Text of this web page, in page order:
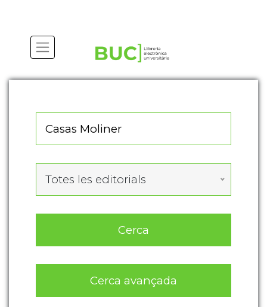
Totes les editorials
Cerca
Cerca avançada